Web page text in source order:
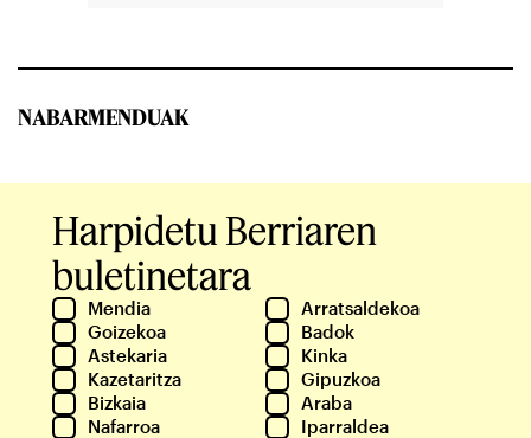
NABARMENDUAK
Harpidetu Berriaren
buletinetara
Mendia
Arratsaldekoa
Goizekoa
Badok
Astekaria
Kinka
Kazetaritza
Gipuzkoa
Bizkaia
Araba
Nafarroa
Iparraldea